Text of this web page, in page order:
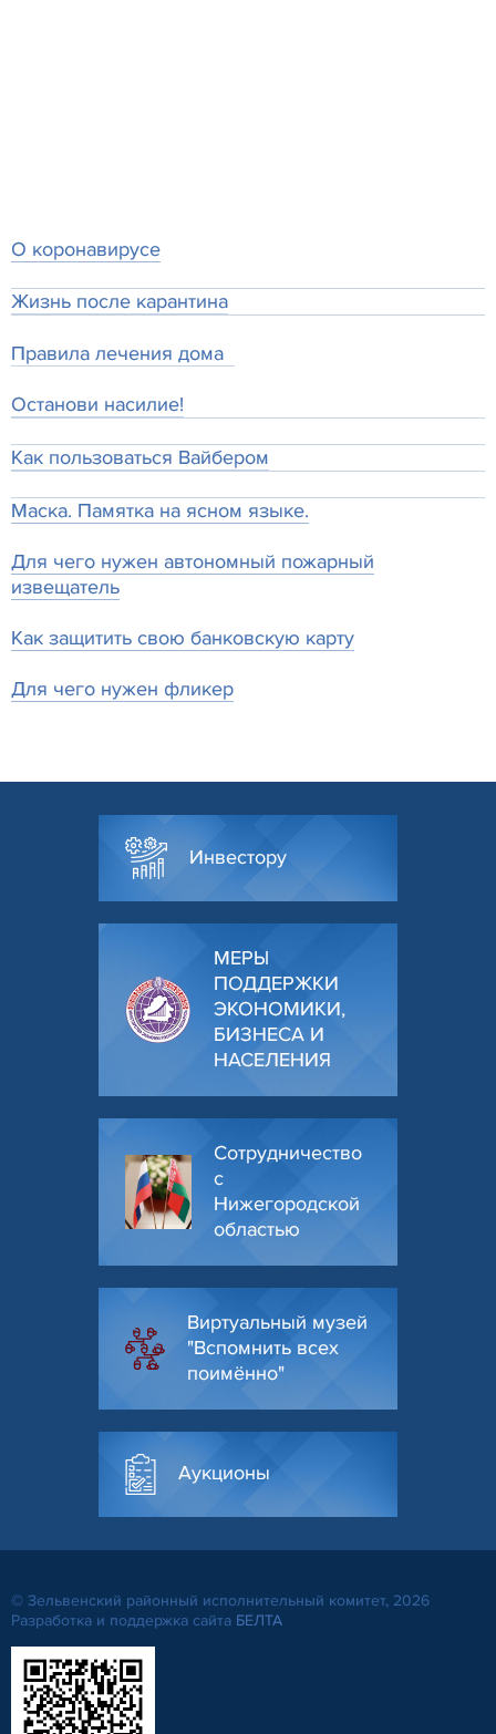
О коронавирусе
Жизнь после карантина
Правила лечения дома
Останови насилие!
Как пользоваться Вайбером
Маска. Памятка на ясном языке.
Для чего нужен автономный пожарный
извещатель
Как защитить свою банковскую карту
Для чего нужен фликер
Инвестору
МЕРЫ
ПОДДЕРЖКИ
ЭКОНОМИКИ,
БИЗНЕСА И
НАСЕЛЕНИЯ
Сотрудничество
с
Нижегородской
областью
Виртуальный музей
"Вспомнить всех
поимённо"
Аукционы
© Зельвенский районный исполнительный комитет, 2026
Разработка и поддержка сайта БЕЛТА